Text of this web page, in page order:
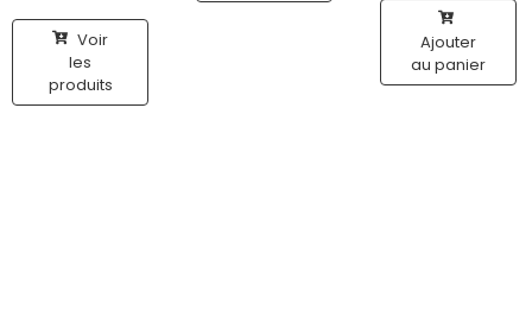
Voir
les
produits
Ajouter
au panier